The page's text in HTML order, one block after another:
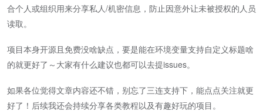
合个人或组织用来分享私人/机密信息，防止因意外让未被授权的人员
读取。
项目本身开源且免费没啥缺点，要是能在环境变量支持自定义标题啥
的就更好了～大家有什么建议也都可以去提issues。
如果各位觉得文章内容还不错，别忘了三连支持下，能点点关注就更
好了！后续我还会持续分享各类教程以及有趣好玩的项目。